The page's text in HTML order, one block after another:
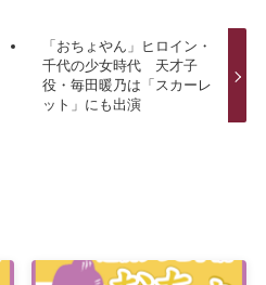
「おちょやん」ヒロイン・
千代の少女時代 天才子
役・毎田暖乃は「スカーレ
ット」にも出演